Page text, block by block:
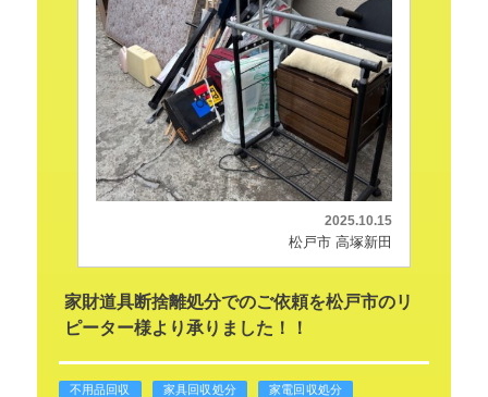
2025.10.15
松戸市 高塚新田
家財道具断捨離処分でのご依頼を松戸市のリ
ピーター様より承りました！！
不用品回収 家具回収処分
家電回収処分